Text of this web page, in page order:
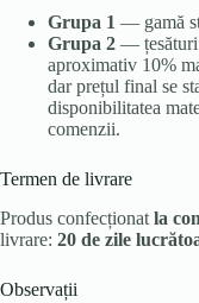
Grupa 1 — gamă
Grupa 2 — țesături
aproximativ 10%
dar prețul final se
disponibilitatea
comenzii.
Termen de livrare
Produs confecționat la
livrare: 20 de zile
Observații